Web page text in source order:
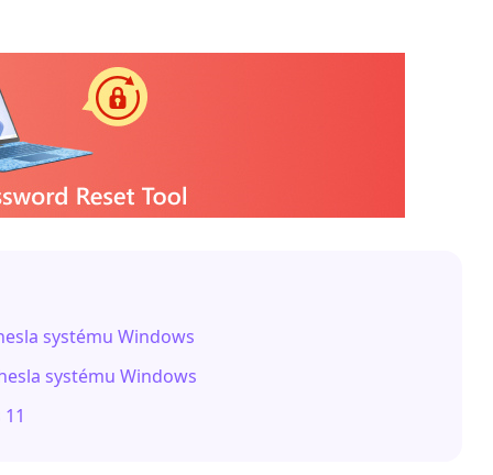
systému Windows
systému Windows